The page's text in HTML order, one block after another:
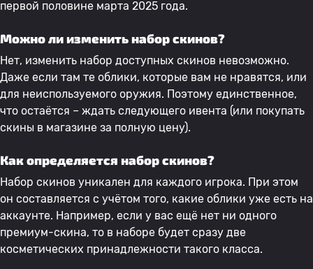
первой половине марта 2025 года.
Можно ли изменить набор скинов?
Нет, изменить набор доступных скинов невозможно.
Даже если там те облики, которые вам не нравятся, или
для неиспользуемого оружия. Поэтому единственное,
что остаётся – ждать следующего ивента (или покупать
скины в магазине за полную цену).
Как определяется набор скинов?
Набор скинов уникален для каждого игрока. При этом
он составляется с учётом того, какие облики уже есть на
аккаунте. Например, если у вас ещё нет ни одного
премиум-скина, то в наборе будет сразу две
косметических принадлежности такого класса.